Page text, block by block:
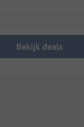
Bekijk deals